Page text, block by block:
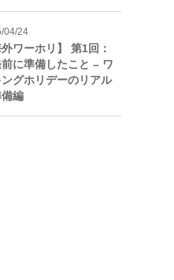
04/24
外ワーホリ】 第1回：
に準備したこと – ワ
グホリデーのリアル
編